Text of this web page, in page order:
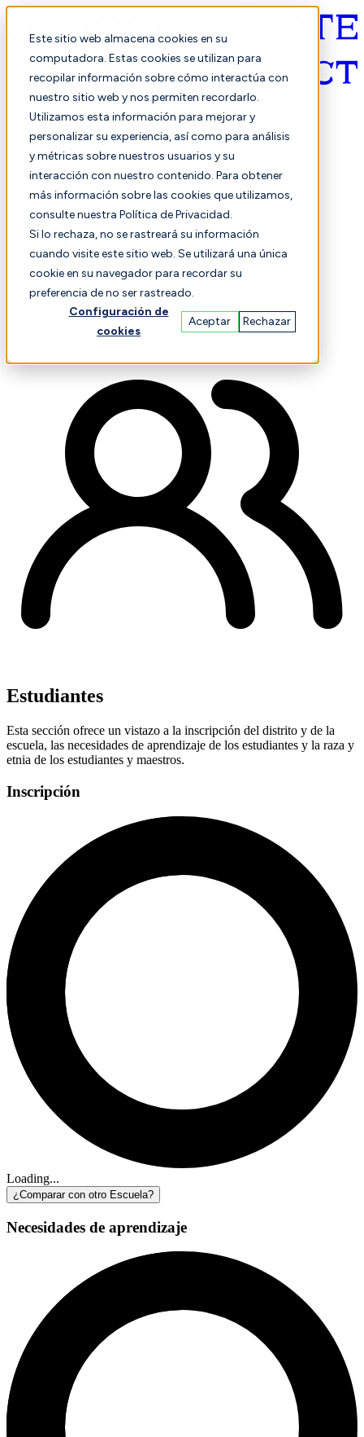
Este sitio web almacena cookies en su
computadora. Estas cookies se utilizan para
recopilar información sobre cómo interactúa con
nuestro sitio web y nos permiten recordarlo.
Utilizamos esta información para mejorar y
personalizar su experiencia, así como para análisis
y métricas sobre nuestros usuarios y su
interacción con nuestro contenido. Para obtener
más información sobre las cookies que utilizamos,
consulte nuestra Política de Privacidad.
Si lo rechaza, no se rastreará su información
cuando visite este sitio web. Se utilizará una única
cookie en su navegador para recordar su
preferencia de no ser rastreado.
Configuración de
cookies
Aceptar Rechazar
Español
Finanzas Actuación
Estudiantes
Esta sección ofrece un vistazo a la inscripción del distrito y de la
escuela, las necesidades de aprendizaje de los estudiantes y la raza y
etnia de los estudiantes y maestros.
Inscripción
Loading...
¿Comparar con otro Escuela?
Necesidades de aprendizaje